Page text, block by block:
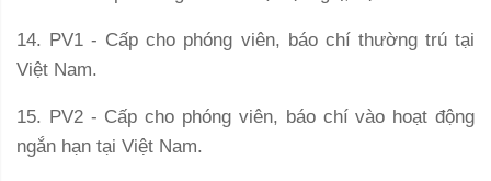
14. PV1 - Cấp cho phóng viên, báo chí thường trú tại
Việt Nam.
15. PV2 - Cấp cho phóng viên, báo chí vào hoạt động
ngắn hạn tại Việt Nam.